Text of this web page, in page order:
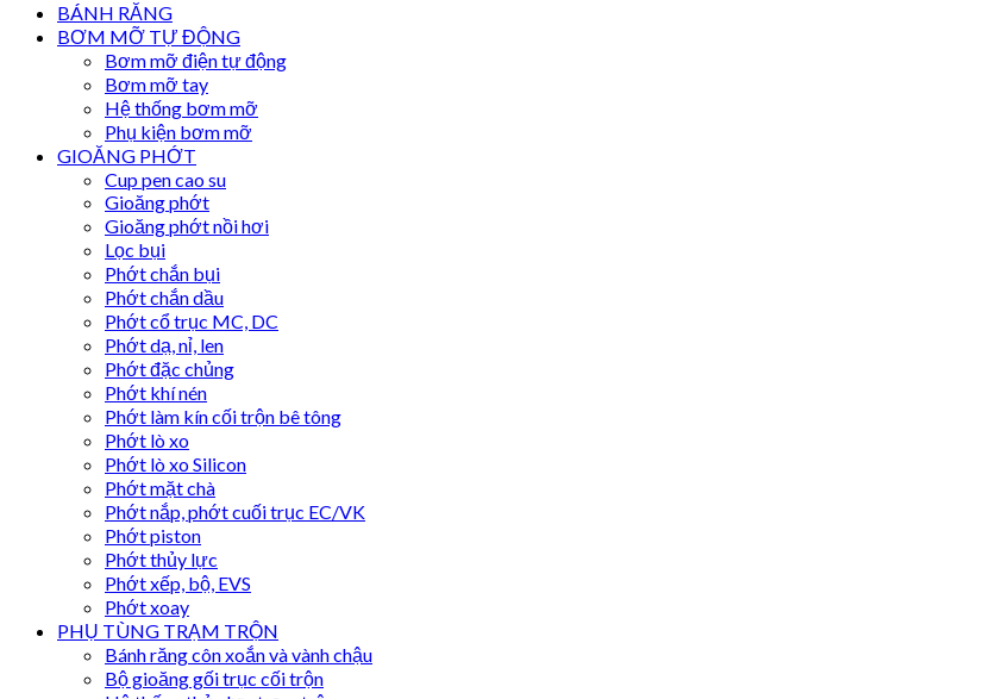
BÁNH RĂNG
BƠM MỠ TỰ ĐỘNG
Bơm mỡ điện tự động
Bơm mỡ tay
Hệ thống bơm mỡ
Phụ kiện bơm mỡ
GIOĂNG PHỚT
Cup pen cao su
Gioăng phớt
Gioăng phớt nồi hơi
Lọc bụi
Phớt chắn bụi
Phớt chắn dầu
Phớt cổ trục MC, DC
Phớt dạ, nỉ, len
Phớt đặc chủng
Phớt khí nén
Phớt làm kín cối trộn bê tông
Phớt lò xo
Phớt lò xo Silicon
Phớt mặt chà
Phớt nắp, phớt cuối trục EC/VK
Phớt piston
Phớt thủy lực
Phớt xếp, bộ, EVS
Phớt xoay
PHỤ TÙNG TRẠM TRỘN
Bánh răng côn xoắn và vành chậu
Bộ gioăng gối trục cối trộn